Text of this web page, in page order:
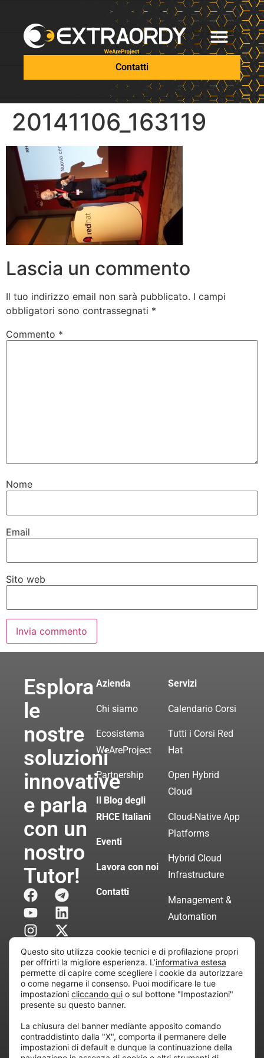
Contatti
20141106_163119
Lascia un commento
Il tuo indirizzo email non sarà pubblicato. I campi
obbligatori sono contrassegnati *
Commento *
Nome
Email
Sito web
Esplora
le
nostre
soluzioni
innovative
e parla
con un
nostro
Tutor!
Azienda
Chi siamo
Ecosistema
WeAreProject
Partnership
Il Blog degli
RHCE Italiani
Eventi
Lavora con noi
Contatti
Servizi
Calendario Corsi
Tutti i Corsi Red
Hat
Open Hybrid
Cloud
Cloud-Native App
Platforms
Hybrid Cloud
Infrastructure
Management &
Automation
Servizi di
Consulenza
Certificata
all’attività di direzione e coordinamento di “Project
Informatica”
Questo sito utilizza cookie tecnici e di profilazione propri
per offrirti la migliore esperienza. L’informativa estesa
permette di capire come scegliere i cookie da autorizzare
o come negarne il consenso. Puoi modificare le tue
impostazioni cliccando qui o sul bottone "Impostazioni"
presente su questo banner.
La chiusura del banner mediante apposito comando
contraddistinto dalla "X", comporta il permanere delle
impostazioni di default e dunque la continuazione della